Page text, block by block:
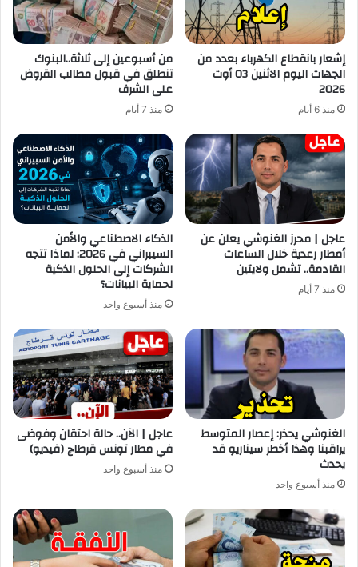
إشعار بانقطاع الكهرباء بعدد من
الجهات اليوم الاثنين 03 أوت
2026
منذ 6 أيام
من أسبوعين إلى ثلاثة..البنوك
تنطلق في قبول مطالب القروض
على الشرف
منذ 7 أيام
عاجل | محرز الغنوشي يعلن عن
أمطار رعدية خلال الساعات
القادمة.. تشمل ولايتين
منذ 7 أيام
الذكاء الاصطناعي والأمن
السيبراني في 2026: لماذا تتجه
الشركات إلى الحلول الذكية
لحماية البيانات؟
منذ أسبوع واحد
الغنوشي يحذر: إعصار المتوسط
يراقبنا وهذا أخطر سيناريو قد
يحدث
منذ أسبوع واحد
عاجل | الآن.. حالة احتقان وفوضى
في مطار تونس قرطاج (فيديو)
منذ أسبوع واحد